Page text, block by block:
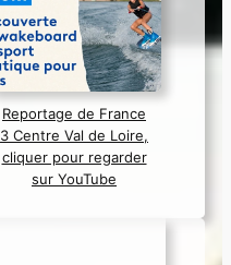
Reportage de France
3 Centre Val de Loire,
cliquer pour regarder
sur YouTube